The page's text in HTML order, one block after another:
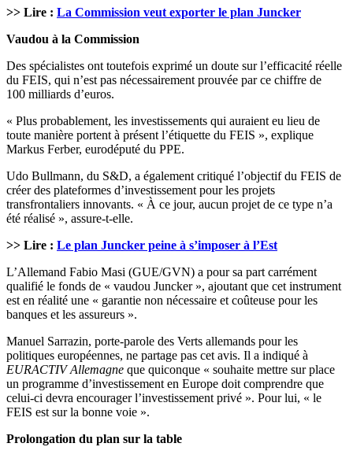
>> Lire : La Commission veut exporter le plan Juncker
Vaudou à la Commission
Des spécialistes ont toutefois exprimé un doute sur l’efficacité réelle
du FEIS, qui n’est pas nécessairement prouvée par ce chiffre de
100 milliards d’euros.
« Plus probablement, les investissements qui auraient eu lieu de
toute manière portent à présent l’étiquette du FEIS », explique
Markus Ferber, eurodéputé du PPE.
Udo Bullmann, du S&D, a également critiqué l’objectif du FEIS de
créer des plateformes d’investissement pour les projets
transfrontaliers innovants. « À ce jour, aucun projet de ce type n’a
été réalisé », assure-t-elle.
>> Lire : Le plan Juncker peine à s’imposer à l’Est
L’Allemand Fabio Masi (GUE/GVN) a pour sa part carrément
qualifié le fonds de « vaudou Juncker », ajoutant que cet instrument
est en réalité une « garantie non nécessaire et coûteuse pour les
banques et les assureurs ».
Manuel Sarrazin, porte-parole des Verts allemands pour les
politiques européennes, ne partage pas cet avis. Il a indiqué à
EURACTIV Allemagne que quiconque « souhaite mettre sur place
un programme d’investissement en Europe doit comprendre que
celui-ci devra encourager l’investissement privé ». Pour lui, « le
FEIS est sur la bonne voie ».
Prolongation du plan sur la table